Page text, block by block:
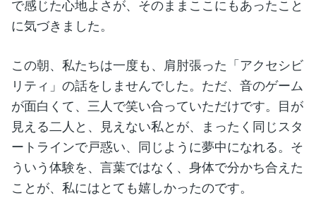
で感じた心地よさが、そのままここにもあったこと
に気づきました。
この朝、私たちは一度も、肩肘張った「アクセシビ
リティ」の話をしませんでした。ただ、音のゲーム
が面白くて、三人で笑い合っていただけです。目が
見える二人と、見えない私とが、まったく同じスタ
ートラインで戸惑い、同じように夢中になれる。そ
ういう体験を、言葉ではなく、身体で分かち合えた
ことが、私にはとても嬉しかったのです。